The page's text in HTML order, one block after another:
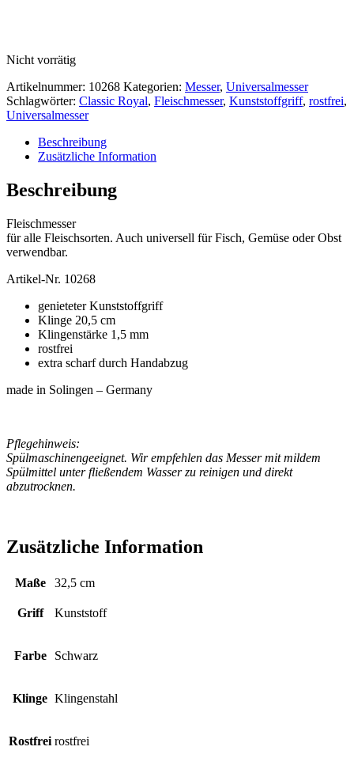
Nicht vorrätig
Artikelnummer: 10268 Kategorien: Messer, Universalmesser
Schlagwörter: Classic Royal, Fleischmesser, Kunststoffgriff, rostfrei,
Universalmesser
Beschreibung
Zusätzliche Information
Beschreibung
Fleischmesser
für alle Fleischsorten. Auch universell für Fisch, Gemüse oder Obst
verwendbar.
Artikel-Nr. 10268
genieteter Kunststoffgriff
Klinge 20,5 cm
Klingenstärke 1,5 mm
rostfrei
extra scharf durch Handabzug
made in Solingen – Germany
Pflegehinweis:
Spülmaschinengeeignet. Wir empfehlen das Messer mit mildem
Spülmittel unter fließendem Wasser zu reinigen und direkt
abzutrocknen.
Zusätzliche Information
Maße 32,5 cm
Griff Kunststoff
Farbe Schwarz
Klinge Klingenstahl
Rostfrei rostfrei